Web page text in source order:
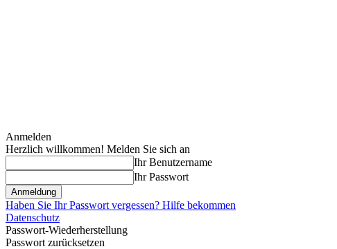
Anmelden
Herzlich willkommen! Melden Sie sich an
Ihr Benutzername
Ihr Passwort
Haben Sie Ihr Passwort vergessen? Hilfe bekommen
Datenschutz
Passwort-Wiederherstellung
Passwort zurücksetzen